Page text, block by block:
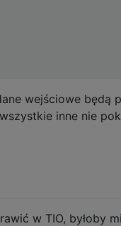
wejściowe będą
inne nie
w TIO, byłoby